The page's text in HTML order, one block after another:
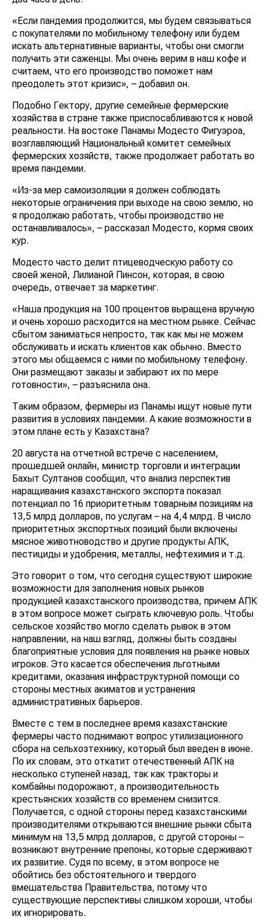
«Если пандемия продолжится, мы будем связываться
с покупателями по мобильному телефону или будем
искать альтернативные варианты, чтобы они смогли
получить эти саженцы. Мы очень верим в наш кофе и
считаем, что его производство поможет нам
преодолеть этот кризис», – добавил он.
Подобно Гектору, другие семейные фермерские
хозяйства в стране также приспосабливаются к новой
реальности. На востоке Панамы Модесто Фигуэроа,
возглавляющий Национальный комитет семейных
фермерских хозяйств, также продолжает работать во
время пандемии.
«Из-за мер самоизоляции я должен соблюдать
некоторые ограничения при выходе на свою землю, но
я продолжаю работать, чтобы производство не
останавливалось», – рассказал Модесто, кормя своих
кур.
Модесто часто делит птицеводческую работу со
своей женой, Лилианой Пинсон, которая, в свою
очередь, отвечает за маркетинг.
«Наша продукция на 100 процентов выращена вручную
и очень хорошо расходится на местном рынке. Сейчас
сбытом заниматься непросто, так как мы не можем
обслуживать и искать клиентов как обычно. Вместо
этого мы общаемся с ними по мобильному телефону.
Они размещают заказы и забирают их по мере
готовности», – разъяснила она.
Таким образом, фермеры из Панамы ищут новые пути
развития в условиях пандемии. А какие возможности в
этом плане есть у Казахстана?
20 августа на отчетной встрече с населением,
прошедшей онлайн, министр торговли и интеграции
Бахыт Султанов сообщил, что анализ перспектив
наращивания казахстанского экспорта показал
потенциал по 16 приоритетным товарным позициям на
13,5 млрд долларов, по услугам – на 4,4 млрд. В число
приоритетных экспортных позиций были включены
мясное животноводство и другие продукты АПК,
пестициды и удобрения, металлы, нефтехимия и т.д.
Это говорит о том, что сегодня существуют широкие
возможности для заполнения новых рынков
продукцией казахстанского производства, причем АПК
в этом вопросе может сыграть ключевую роль. Чтобы
сельское хозяйство могло сделать рывок в этом
направлении, на наш взгляд, должны быть созданы
благоприятные условия для появления на рынке новых
игроков. Это касается обеспечения льготными
кредитами, оказания инфраструктурной помощи со
стороны местных акиматов и устранения
административных барьеров.
Вместе с тем в последнее время казахстанские
фермеры часто поднимают вопрос утилизационного
сбора на сельхозтехнику, который был введен в июне.
По их словам, это откатит отечественный АПК на
несколько ступеней назад, так как тракторы и
комбайны подорожают, а производительность
крестьянских хозяйств со временем снизится.
Получается, с одной стороны перед казахстанскими
производителями открываются внешние рынки сбыта
минимум на 13,5 млрд долларов, с другой стороны –
возникают внутренние препоны, которые сдерживают
их развитие. Судя по всему, в этом вопросе не
обойтись без обстоятельного и твердого
вмешательства Правительства, потому что
существующие перспективы слишком хороши, чтобы
их игнорировать.